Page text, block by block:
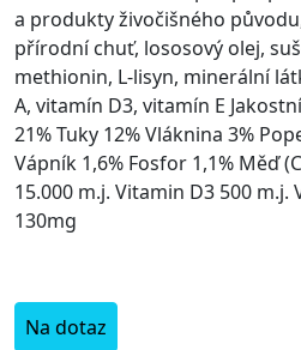
a produkty živočišného
přírodní chuť, lososový olej,
methionin, L-lisyn, minerální
A, vitamín D3, vitamín E
21% Tuky 12% Vláknina 3%
Vápník 1,6% Fosfor 1,1% Měď
15.000 m.j. Vitamin D3 500
130mg
Na dotaz